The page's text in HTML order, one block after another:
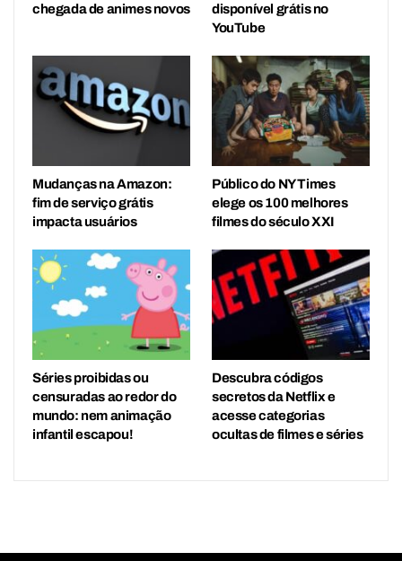
chegada de animes novos
disponível grátis no
YouTube
Mudanças na Amazon:
fim de serviço grátis
impacta usuários
Público do NY Times
elege os 100 melhores
filmes do século XXI
Séries proibidas ou
censuradas ao redor do
mundo: nem animação
infantil escapou!
Descubra códigos
secretos da Netflix e
acesse categorias
ocultas de filmes e séries